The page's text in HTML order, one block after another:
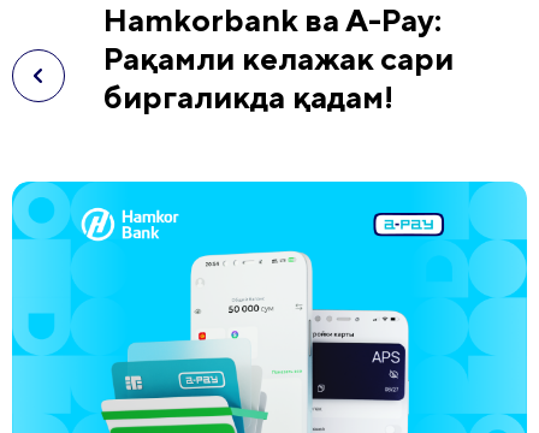
Hamkorbank ва А-Pay:
Рақамли келажак сари
биргаликда қадам!